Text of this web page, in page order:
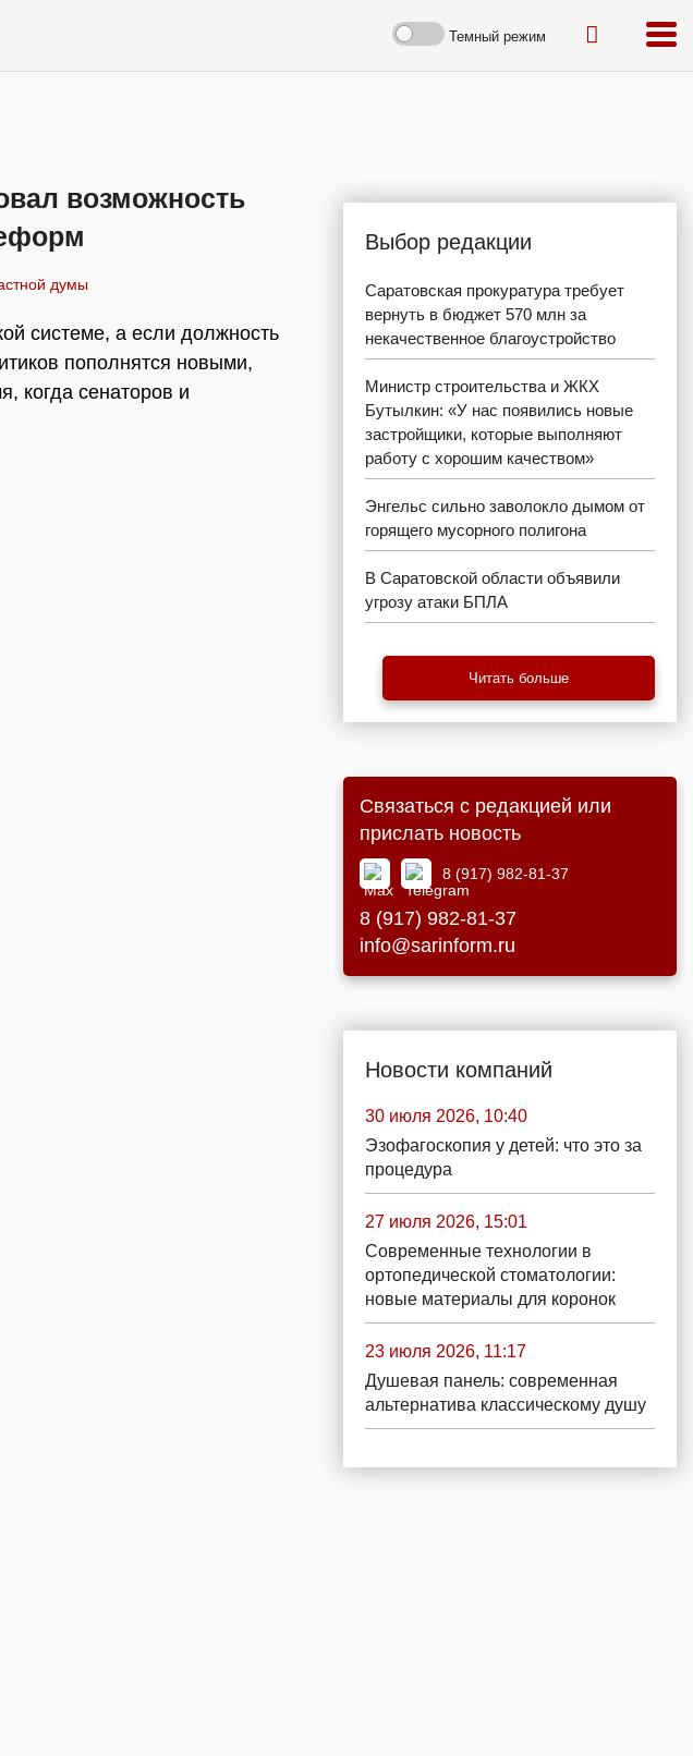
Темный режим
возможность
думы
системе, а если должность
пополнятся новыми,
когда сенаторов и
Выбор редакции
Саратовская прокуратура требует
вернуть в бюджет 570 млн за
некачественное благоустройство
Министр строительства и ЖКХ
Бутылкин: «У нас появились новые
застройщики, которые выполняют
работу с хорошим качеством»
Энгельс сильно заволокло дымом от
горящего мусорного полигона
В Саратовской области объявили
угрозу атаки БПЛА
Читать больше
Связаться с редакцией или
прислать новость
8 (917) 982-81-37
8 (917) 982-81-37
info@sarinform.ru
Новости компаний
30 июля 2026, 10:40
Эзофагоскопия у детей: что это за
процедура
27 июля 2026, 15:01
Современные технологии в
ортопедической стоматологии:
новые материалы для коронок
23 июля 2026, 11:17
Душевая панель: современная
альтернатива классическому душу